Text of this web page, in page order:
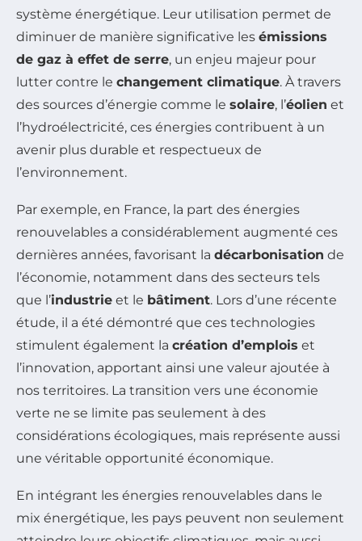
système énergétique. Leur utilisation permet de
diminuer de manière significative les émissions
de gaz à effet de serre, un enjeu majeur pour
lutter contre le changement climatique. À travers
des sources d’énergie comme le solaire, l’éolien et
l’hydroélectricité, ces énergies contribuent à un
avenir plus durable et respectueux de
l’environnement.
Par exemple, en France, la part des énergies
renouvelables a considérablement augmenté ces
dernières années, favorisant la décarbonisation de
l’économie, notamment dans des secteurs tels
que l’industrie et le bâtiment. Lors d’une récente
étude, il a été démontré que ces technologies
stimulent également la création d’emplois et
l’innovation, apportant ainsi une valeur ajoutée à
nos territoires. La transition vers une économie
verte ne se limite pas seulement à des
considérations écologiques, mais représente aussi
une véritable opportunité économique.
En intégrant les énergies renouvelables dans le
mix énergétique, les pays peuvent non seulement